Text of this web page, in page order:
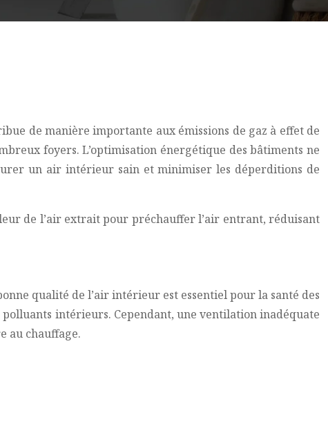
de manière importante aux émissions de gaz à effet de
foyers. L’optimisation énergétique des bâtiments ne
un air intérieur sain et minimiser les déperditions de
de l’air extrait pour préchauffer l’air entrant, réduisant
qualité de l’air intérieur est essentiel pour la santé des
intérieurs. Cependant, une ventilation inadéquate
au chauffage.